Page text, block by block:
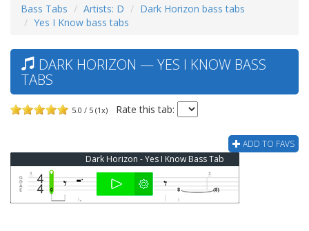
Bass Tabs Artists: D
Dark Horizon bass tabs
Yes I Know bass tabs
DARK HORIZON — YES I KNOW BASS
TABS
5.0 / 5 (1x) Rate this tab:
ADD TO FAVS
Dark Horizon - Yes I Know Bass Tab